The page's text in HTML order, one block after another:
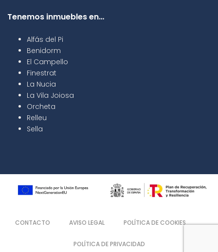
Tenemos inmuebles en…
Alfás del Pi
Benidorm
El Campello
Finestrat
La Nucia
La Vila Joiosa
Orcheta
Relleu
Sella
CONTACTO AVISO LEGAL POLÍTICA DE COOKIES
POLÍTICA DE PRIVACIDAD